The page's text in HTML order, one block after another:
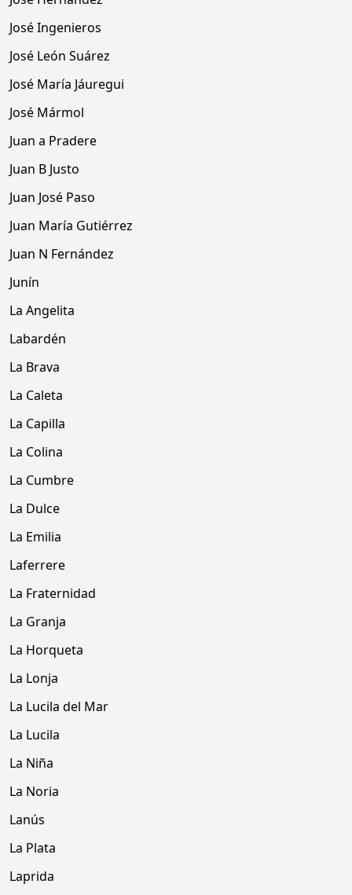
José Ingenieros
José León Suárez
José María Jáuregui
José Mármol
Juan a Pradere
Juan B Justo
Juan José Paso
Juan María Gutiérrez
Juan N Fernández
Junín
La Angelita
Labardén
La Brava
La Caleta
La Capilla
La Colina
La Cumbre
La Dulce
La Emilia
Laferrere
La Fraternidad
La Granja
La Horqueta
La Lonja
La Lucila del Mar
La Lucila
La Niña
La Noria
Lanús
La Plata
Laprida